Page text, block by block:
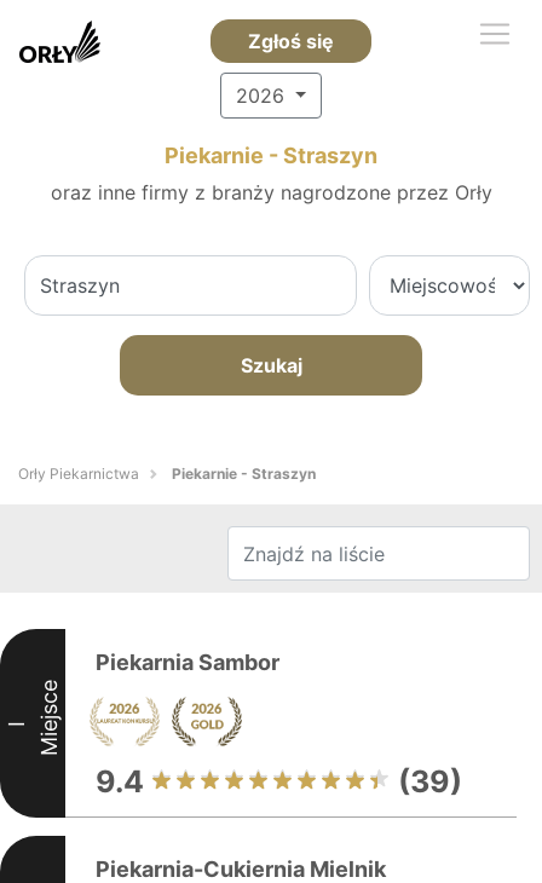
Zgłoś się
2026
Piekarnie - Straszyn
oraz inne firmy z branży nagrodzone przez Orły
Szukaj
Orły Piekarnictwa Piekarnie - Straszyn
I Miejsce
Piekarnia Sambor
9.4 (39)
Piekarnia-Cukiernia Mielnik